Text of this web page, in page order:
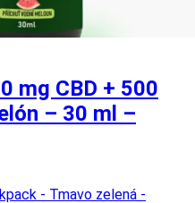
mg CBD + 500
– 30 ml –